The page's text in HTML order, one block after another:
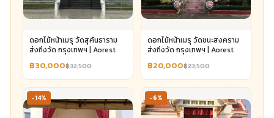
ดอกไม้หน้าเมรุ วัดสุคันธาราม
ส่งถึงวัด กรุงเทพฯ | Aorest
฿30,000฿32,500
ดอกไม้หน้าเมรุ วัดชนะสงคราม
ส่งถึงวัด กรุงเทพฯ | Aorest
฿20,000฿23,500
-14% -6%